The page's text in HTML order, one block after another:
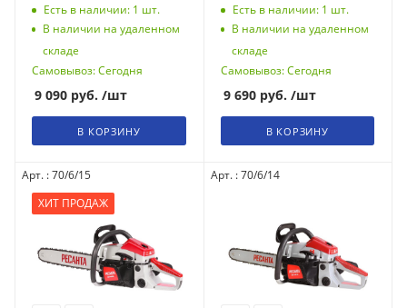
Есть в наличии: 1 шт.
В наличии на удаленном
складе
Самовывоз: Сегодня
9 090 руб. /шт
В КОРЗИНУ
Есть в наличии: 1 шт.
В наличии на удаленном
складе
Самовывоз: Сегодня
9 690руб. /шт
В КОРЗИНУ
Арт. : 70/6/15
ХИТ ПРОДАЖ
Арт. : 70/6/14